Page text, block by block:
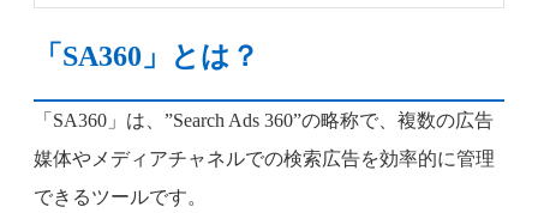
「SA360」とは？
「SA360」は、”Search Ads 360”の略称で、複数の広告
媒体やメディアチャネルでの検索広告を効率的に管理
できるツールです。